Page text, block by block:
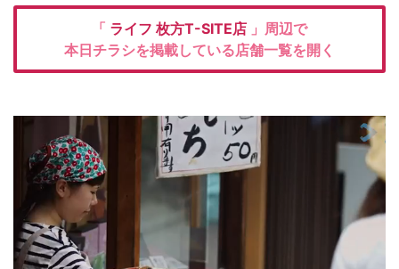
「 ライフ 枚方T-SITE店 」周辺で
本日チラシを掲載している店舗一覧を開く